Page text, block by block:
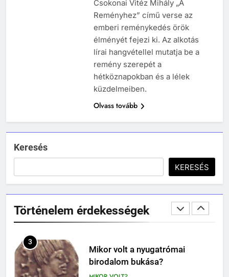
Csokonai Vitéz Mihály „A
Reményhez” című verse az
emberi reménykedés örök
élményét fejezi ki. Az alkotás
lírai hangvétellel mutatja be a
remény szerepét a
hétköznapokban és a lélek
küzdelmeiben.
Olvass tovább
Keresés
KERESÉS
Történelem érdekességek
MIKOR VOLT?
TÖRTÉNELEM ÉRDEKESSÉGEK
Mikor volt a római birodalom
bukása, és mi történt utána?
MIKOR VOLT?
TÖRTÉNELEM ÉRDEKESSÉGEK
Ki volt Zeusz?
KIK VOLTAK?
2
TÖRTÉNELEM ÉRDEKESSÉGEK
3
Mikor volt a nyugatrómai
birodalom bukása?
Gárdonyi Géza: Az egri csillagok
5-8. OSZTÁLY 6. OSZTÁLY OLVASÓNAPLÓ
olvasónapló
12. OSZTÁLY OLVASÓNAPLÓ